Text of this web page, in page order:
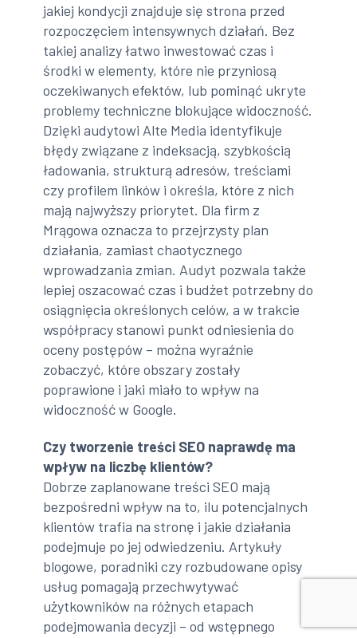
jakiej kondycji znajduje się strona przed
rozpoczęciem intensywnych działań. Bez
takiej analizy łatwo inwestować czas i
środki w elementy, które nie przyniosą
oczekiwanych efektów, lub pominąć ukryte
problemy techniczne blokujące widoczność.
Dzięki audytowi Alte Media identyfikuje
błędy związane z indeksacją, szybkością
ładowania, strukturą adresów, treściami
czy profilem linków i określa, które z nich
mają najwyższy priorytet. Dla firm z
Mrągowa oznacza to przejrzysty plan
działania, zamiast chaotycznego
wprowadzania zmian. Audyt pozwala także
lepiej oszacować czas i budżet potrzebny do
osiągnięcia określonych celów, a w trakcie
współpracy stanowi punkt odniesienia do
oceny postępów – można wyraźnie
zobaczyć, które obszary zostały
poprawione i jaki miało to wpływ na
widoczność w Google.
Czy tworzenie treści SEO naprawdę ma
wpływ na liczbę klientów?
Dobrze zaplanowane treści SEO mają
bezpośredni wpływ na to, ilu potencjalnych
klientów trafia na stronę i jakie działania
podejmuje po jej odwiedzeniu. Artykuły
blogowe, poradniki czy rozbudowane opisy
usług pomagają przechwytywać
użytkowników na różnych etapach
podejmowania decyzji – od wstępnego